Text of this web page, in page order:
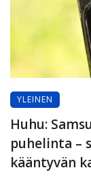
YLEINEN
Huhu:
puhelinta –
kääntyvän